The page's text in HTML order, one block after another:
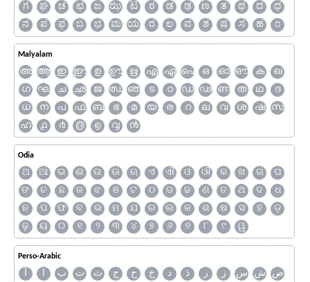
ಗ
ಘ ಚ ಛ ಜ ಝ ಟ ಠ ಡ ಢ ಣ ತ ಥ ದ
ಧ
ನ
ಪ ಫ ಬ ಭ ಮ ಯ ರ ಲ ವ ಶ ಷ ಸ ಹ ೧
Malyalam
അ ആ ഇ ഈ ഉ ഊ ഋ എ ഏ ഐ ഒ ഓ ഔ ക
ഖ
ഗ
ഘ ച ഛ ജ ഝ ഞ ട ഠ ഡ ഢ ണ ത ഥ
ദ
ധ
ന പ ഫ ബ ഭ മ യ ര റ ല വ ശ ഷ
സ
ഹ
൧ ൪ ൫ ൭ ൮ ൯
Odia
ଅ ଆ ଇ ଈ ଉ ଊ ଋ ଏ ଐ ଓ ଔ କ ଖ ଗ
ଘ
ଙ
ଚ ଛ ଜ ଝ ଞ ଟ ଠ ଡ ଢ ଣ ତ ଥ ଦ
ଧ
ନ
ପ ଫ ବ ଭ ମ ଯ ର ଲ ଳ ଶ ଷ ସ ହ
ଡ଼
ଢ଼
ୟ ୦ ୧ ୨ ୩ ୪ ୫ ୬ ୭ ୮ ୯ ୱ
Perso-Arabic
آ ا ب ت ث ج ح خ د ذ ر ز س ش ص